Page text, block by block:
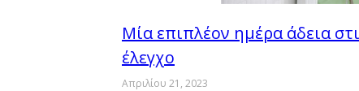
Μία επιπλέον ημέρα άδεια
έλεγχο
Απριλίου 21, 2023